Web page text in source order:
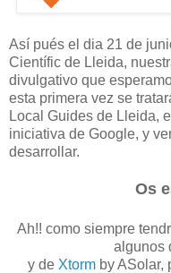
Así pués el dia 21 de
Científic de Lleida,
divulgativo que
esta primera vez se
Local Guides de Lleida,
iniciativa de Google, y
desarrollar.
Os
Ah!! como siempre
algunos
y de Xtormby ASolar,